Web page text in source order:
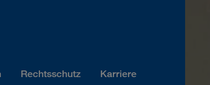
Rechtsschutz Karriere